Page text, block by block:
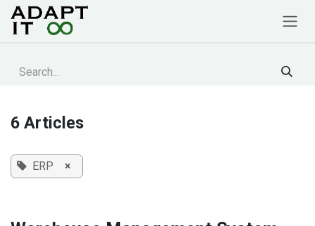
Skip to Content
6 Articles
ERP ×